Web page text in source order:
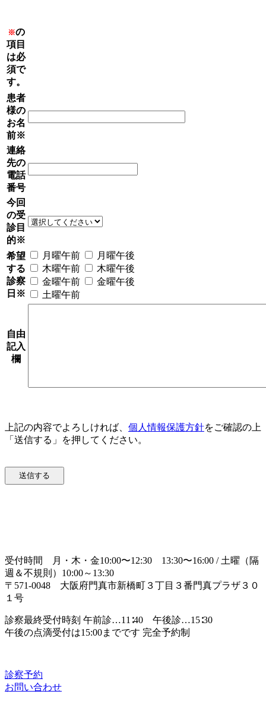
※の
項目
は必
須で
す。
患者
様の
お名
前※
連絡
先の
電話
番号
今回
の受
診目
的※
希望
する
診察
日 ※
月曜午前
月曜午後
木曜午前
木曜午後
金曜午前
金曜午後
土曜午前
自由
記入
欄
上記の内容でよろしければ、 個人情報保護方針をご確認の上
「送信する」を押してください。
受付時間 月・木・金10:00〜12:30 13:30〜16:00 / 土曜（隔
週＆不規則）10:00～13:30
〒571-0048 大阪府門真市新橋町３丁目３番門真プラザ３０
１号
診察最終受付時刻 午前診…11∶40 午後診…15∶30
午後の点滴受付は15:00までです 完全予約制
診察予約
お問い合わせ